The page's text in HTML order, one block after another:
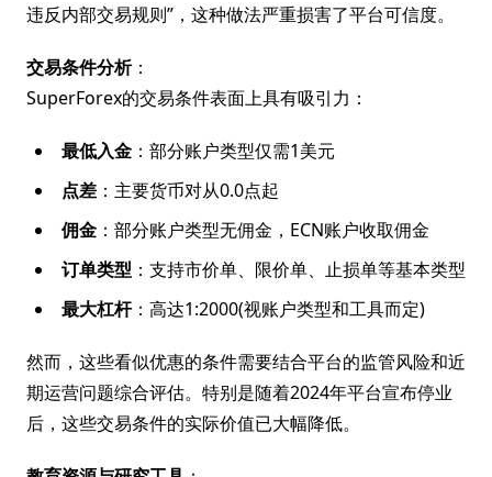
违反内部交易规则”，这种做法严重损害了平台可信度。
交易条件分析：
SuperForex的交易条件表面上具有吸引力：
最低入金 ：部分账户类型仅需1美元
点差 ：主要货币对从0.0点起
佣金 ：部分账户类型无佣金，ECN账户收取佣金
订单类型 ：支持市价单、限价单、止损单等基本类型
最大杠杆：高达1:2000(视账户类型和工具而定)
然而，这些看似优惠的条件需要结合平台的监管风险和近
期运营问题综合评估。特别是随着2024年平台宣布停业
后，这些交易条件的实际价值已大幅降低。